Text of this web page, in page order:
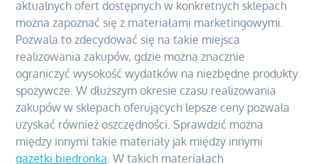
aktualnych ofert dostępnych w konkretnych sklepach
można zapoznać się z materiałami marketingowymi.
Pozwala to zdecydować się na takie miejsca
realizowania zakupów, gdzie można znacznie
ograniczyć wysokość wydatków na niezbędne produkty
spożywcze. W dłuższym okresie czasu realizowania
zakupów w sklepach oferujących lepsze ceny pozwala
uzyskać również oszczędności. Sprawdzić można
między innymi takie materiały jak między innymi
gazetki biedronka. W takich materiałach